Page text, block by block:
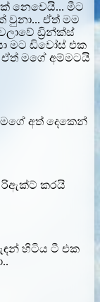
නෙවෙයි... මීට
වුනා... ඒත් මම
ඩ්‍රින්ක්ස්
මට ඩිවෝස් එක
ඒත් මගේ අම්මටයි
මගේ අත් දෙකෙන්
රිඇක්ට් කරයි
හිටිය ටී එක